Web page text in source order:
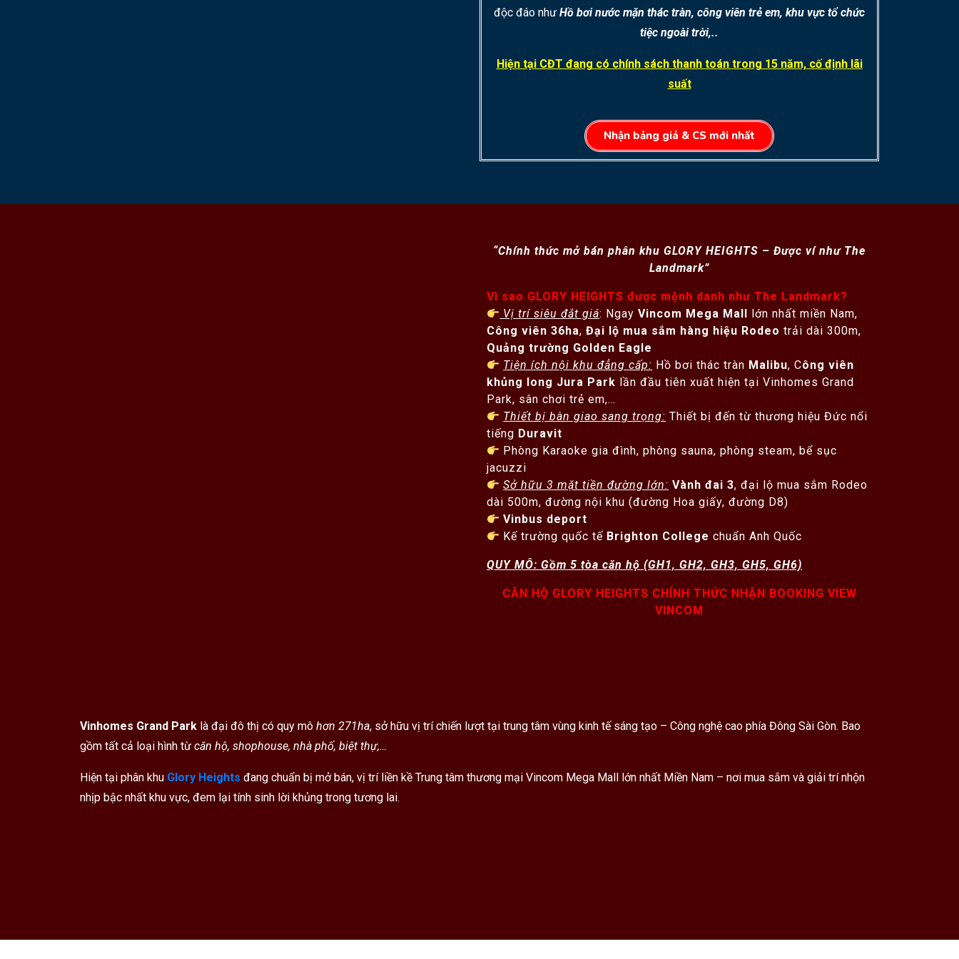
độc đáo như Hồ bơi nước mặn thác tràn, công viên trẻ em, khu vực tổ chức
tiệc ngoài trời,..
Hiện tại CĐT đang có chính sách thanh toán trong 15 năm, cố định lãi
suất
Nhận bảng giá & CS mới nhất
“Chính thức mở bán phân khu GLORY HEIGHTS – Được ví như The
Landmark”
Vì sao GLORY HEIGHTS được mệnh danh như The Landmark?
Vị trí siêu đắt giá: NgayVincom Mega Mall lớn nhất miền Nam,
Công viên 36ha, Đại lộ mua sắm hàng hiệu Rodeo trải dài 300m,
Quảng trường Golden Eagle
Tiện ích nội khu đẳng cấp: Hồ bơi thác tràn Malibu, Công viên
khủng long Jura Park lần đầu tiên xuất hiện tại Vinhomes Grand
Park, sân chơi trẻ em,…
Thiết bị bàn giao sang trọng: Thiết bị đến từ thương hiệu Đức nổi
tiếng Duravit
Phòng Karaoke gia đình, phòng sauna, phòng steam, bể sục
jacuzzi
Sở hữu 3 mặt tiền đường lớn: Vành đai 3, đại lộ mua sắm Rodeo
dài 500m, đường nội khu (đường Hoa giấy, đường D8)
Vinbus deport
Kế trường quốc tế Brighton College chuẩn Anh Quốc
QUY MÔ: Gồm 5 tòa căn hộ (GH1, GH2, GH3, GH5, GH6)
CĂN HỘ GLORY HEIGHTS CHÍNH THỨC NHẬN BOOKING VIEW
VINCOM
Vinhomes Grand Park là đại đô thị có quy mô hơn 271ha, sở hữu vị trí chiến lượt tại trung tâm vùng kinh tế sáng tạo – Công nghệ cao phía Đông Sài Gòn. Bao
gồm tất cả loại hình từ căn hộ, shophouse, nhà phố, biệt thự,…
Hiện tại phân khu Glory Heights đang chuẩn bị mở bán, vị trí liền kề Trung tâm thương mại Vincom Mega Mall lớn nhất Miền Nam – nơi mua sắm và giải trí nhộn
nhịp bậc nhất khu vực, đem lại tính sinh lời khủng trong tương lai.